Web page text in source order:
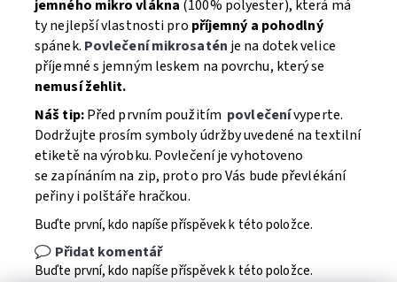
jemného mikro vlákna (100% polyester), která má
ty nejlepší vlastnosti pro příjemný a pohodlný
spánek. Povlečení mikrosatén je na dotek velice
příjemné s jemným leskem na povrchu, který se
nemusí žehlit.
Náš tip:Před prvním použitím povlečenívyperte.
Dodržujte prosím symboly údržby uvedené na textilní
etiketě na výrobku. Povlečení je vyhotoveno
se zapínáním na zip, proto pro Vás bude převlékání
peřiny i polštáře hračkou.
Buďte první, kdo napíše příspěvek k této položce.
Přidat komentář
Buďte první, kdo napíše příspěvek k této položce.